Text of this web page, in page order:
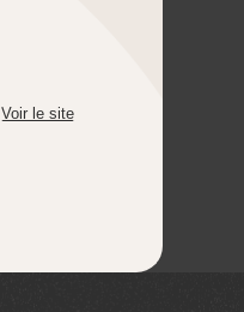
Voir le site